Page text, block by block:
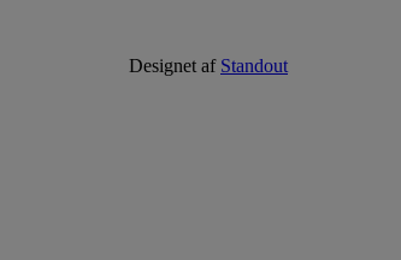
Designet af Standout